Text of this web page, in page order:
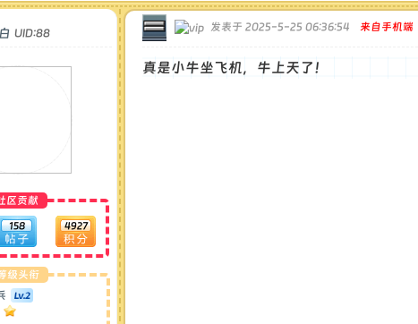
UID:88
区贡献
158 4927
级头衔
发表于 2025-5-25 06:36:54 来自手机端
真是小牛坐飞机，牛上天了！